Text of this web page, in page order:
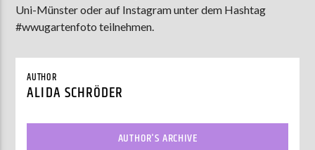
ZU HÖREN INMünster90,9 MHz
Uni-Münster oder auf Instagram unter dem Hashtag
#wwugartenfoto teilnehmen.
AUTHOR
ALIDA SCHRÖDER
AUTHOR'S ARCHIVE